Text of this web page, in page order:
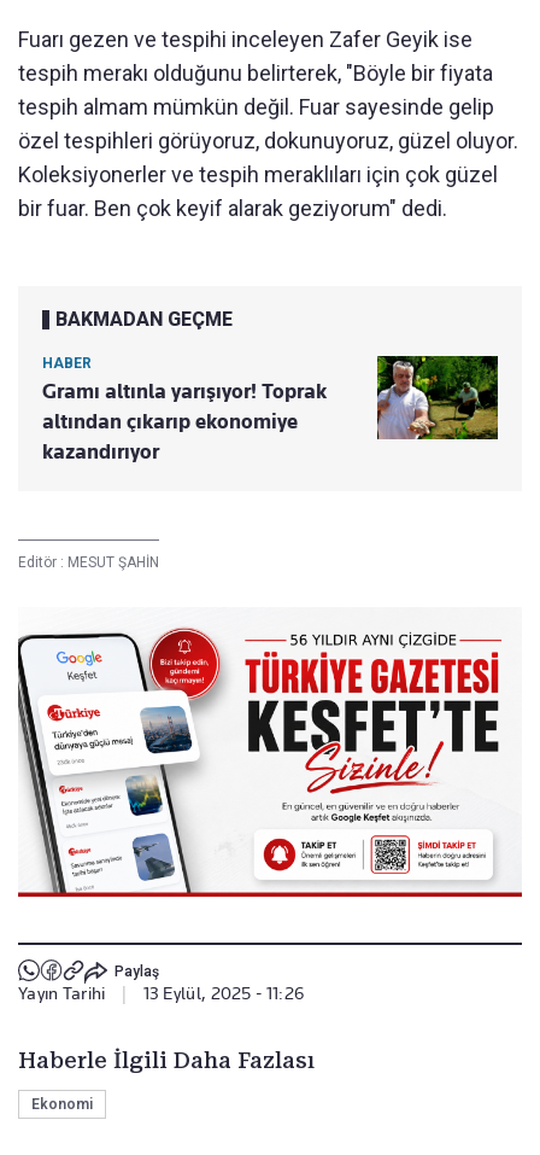
Fuarı gezen ve tespihi inceleyen Zafer Geyik ise
tespih merakı olduğunu belirterek, "Böyle bir fiyata
tespih almam mümkün değil. Fuar sayesinde gelip
özel tespihleri görüyoruz, dokunuyoruz, güzel oluyor.
Koleksiyonerler ve tespih meraklıları için çok güzel
bir fuar. Ben çok keyif alarak geziyorum" dedi.
BAKMADAN GEÇME
HABER
Gramı altınla yarışıyor! Toprak
altından çıkarıp ekonomiye
kazandırıyor
Editör : MESUT ŞAHİN
Paylaş
Yayın Tarihi 13 Eylül, 2025 - 11:26
Haberle İlgili Daha Fazlası
Ekonomi